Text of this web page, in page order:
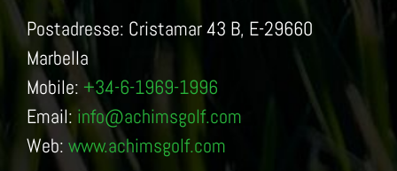
Postadresse: Cristamar 43 B, E-29660
Marbella
Mobile: +34-6-1969-1996
Email: info@achimsgolf.com
Web: www.achimsgolf.com